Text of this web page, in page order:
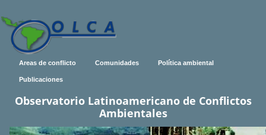
Areas de conflicto Comunidades Política ambiental
Publicaciones
Observatorio Latinoamericano de Conflictos
Ambientales